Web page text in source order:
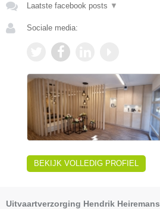
Laatste facebook posts ▼
Sociale media:
BEKIJK VOLLEDIG PROFIEL
Uitvaartverzorging Hendrik Heiremans